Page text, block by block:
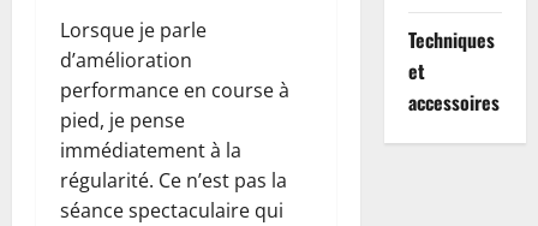
Lorsque je parle
d’amélioration
performance en course à
pied, je pense
immédiatement à la
régularité. Ce n’est pas la
séance spectaculaire qui
Techniques
et
accessoires